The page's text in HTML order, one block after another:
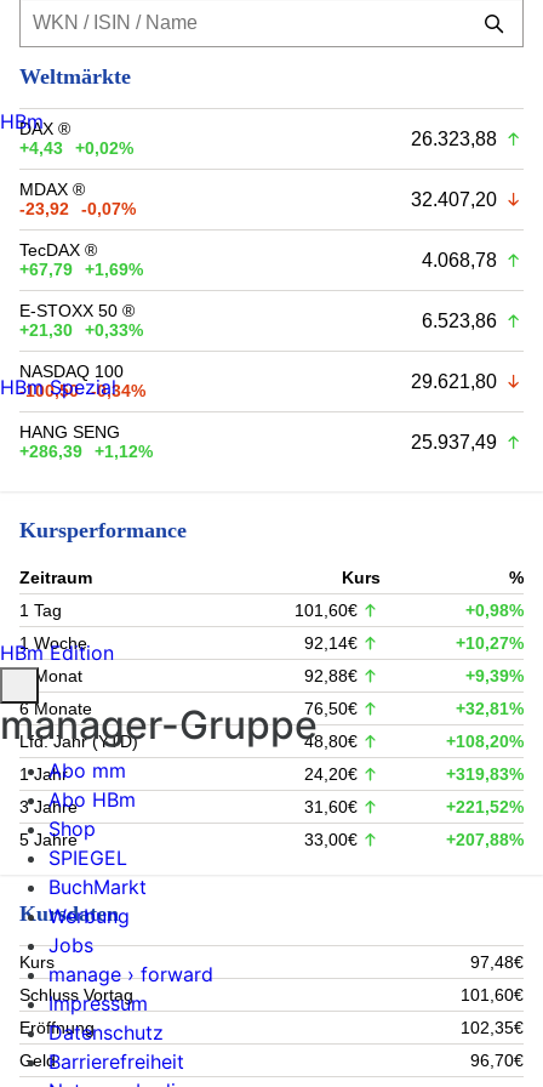
Weltmärkte
DAX ®
+4,43
+0,02% 26.323,88
MDAX ®
-23,92
-0,07% 32.407,20
TecDAX ®
+67,79
+1,69% 4.068,78
E-STOXX 50 ®
+21,30
+0,33% 6.523,86
NASDAQ 100
-100,50
-0,34% 29.621,80
HANG SENG
+286,39
+1,12% 25.937,49
Kursperformance
Zeitraum Kurs
%
1 Tag
101,60€
+0,98%
1 Woche
92,14€
+10,27%
1 Monat
92,88€
+9,39%
6 Monate
76,50€
+32,81%
Lfd. Jahr (YTD)
48,80€
+108,20%
1 Jahr
24,20€
+319,83%
3 Jahre
31,60€
+221,52%
5 Jahre
33,00€ +207,88%
Kursdaten
Kurs
97,48€
Schluss Vortag
101,60€
Eröffnung
102,35€
Geld
96,70€
HBm
HBm Spezial
HBm Edition
manager-Gruppe
Abo mm
Abo HBm
Shop
SPIEGEL
BuchMarkt
Werbung
Jobs
manage › forward
Impressum
Datenschutz
Barrierefreiheit